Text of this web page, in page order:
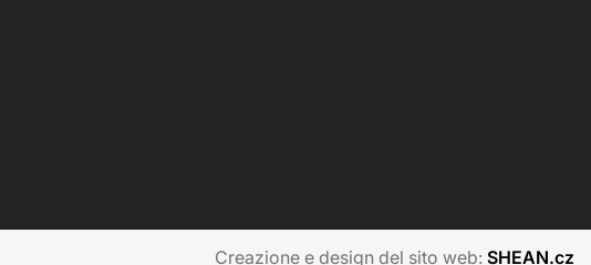
Creazione e design del sito web: SHEAN.cz